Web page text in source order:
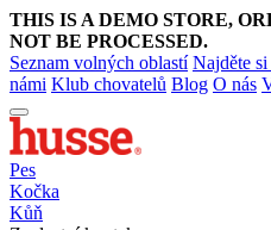
THIS IS A DEMO STORE,
NOT BE PROCESSED.
Seznam volných oblastí Najděte
námi Klub chovatelů Blog O nás
Pes
Kočka
Kůň